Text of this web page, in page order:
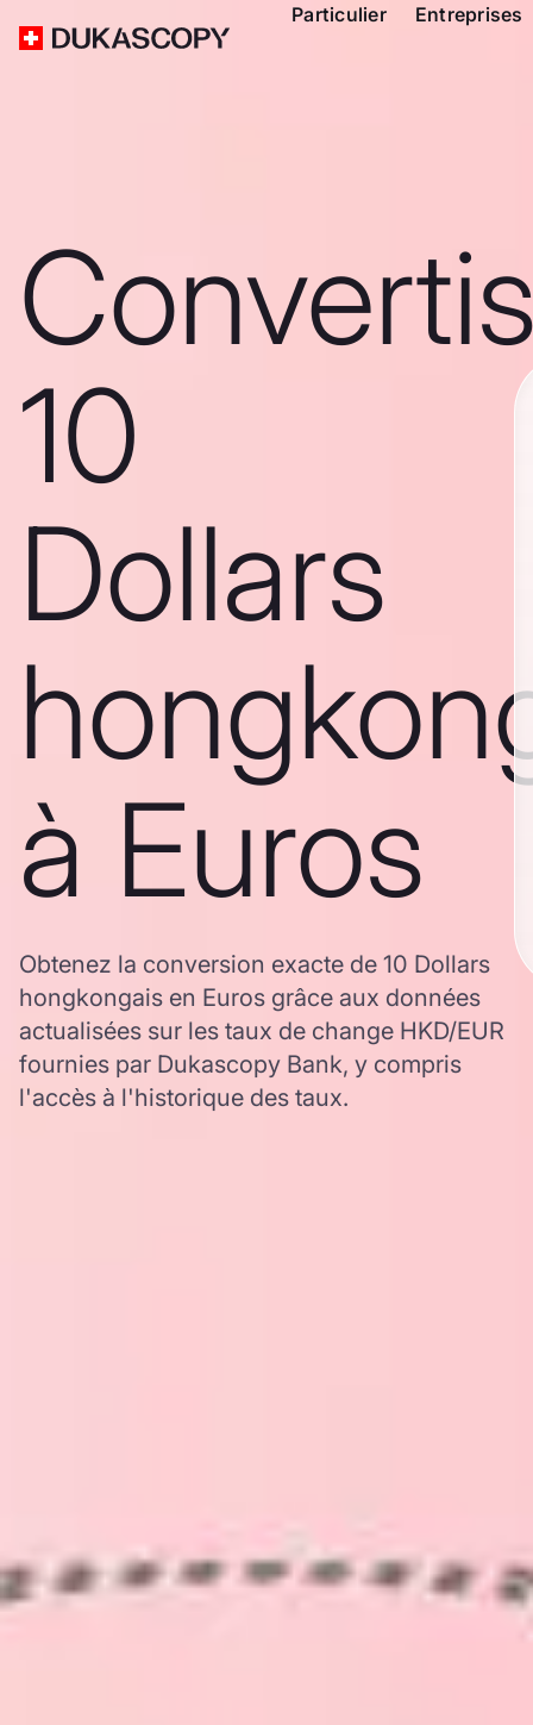
Particulier Entreprises
10
Dollars
à Euros
Obtenez la conversion exacte de 10 Dollars
hongkongais en Euros grâce aux données
actualisées sur les taux de change HKD/EUR
fournies par Dukascopy Bank, y compris
l'accès à l'historique des taux.